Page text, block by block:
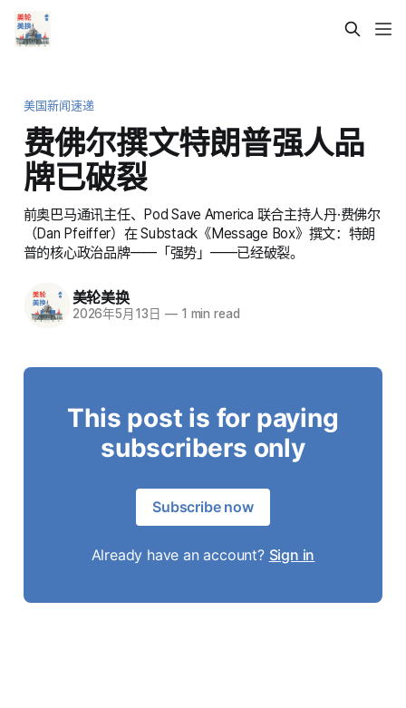
美国新闻速递
费佛尔撰文特朗普强人品
牌已破裂
前奥巴马通讯主任、Pod Save America 联合主持人丹·费佛尔
（Dan Pfeiffer）在 Substack《Message Box》撰文：特朗
普的核心政治品牌——「强势」——已经破裂。
美轮美换
2026年5月13日 —1 min read
This post is for paying
subscribers only
Subscribe now
Already have an account? Sign in